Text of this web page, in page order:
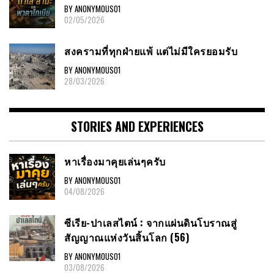
BY ANONYMOUS01
02/05/2026
สงครามที่ทุกฝ่ายแพ้ แต่ไม่มีใครยอมรับ
BY ANONYMOUS01
28/03/2026
STORIES AND EXPERIENCES
หาเรื่องมาคุยเล่นๆครับ
BY ANONYMOUS01
04/08/2026
ซีเรีย-ปาเลสไตน์ : จากแผ่นดินโบราณสู่
สัญญาณแห่งวันสิ้นโลก (56)
BY ANONYMOUS01
03/08/2026